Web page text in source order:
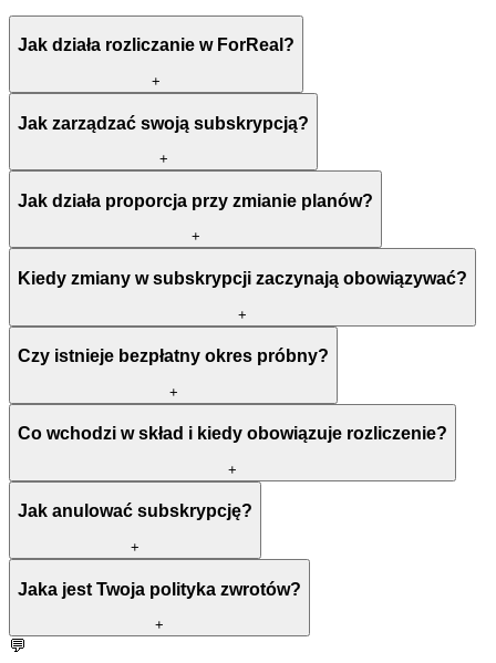
Jak działa rozliczanie w ForReal?
+
Jak zarządzać swoją subskrypcją?
+
Jak działa proporcja przy zmianie planów?
+
Kiedy zmiany w subskrypcji zaczynają obowiązywać?
+
Czy istnieje bezpłatny okres próbny?
+
Co wchodzi w skład i kiedy obowiązuje rozliczenie?
+
Jak anulować subskrypcję?
+
Jaka jest Twoja polityka zwrotów?
+
💬